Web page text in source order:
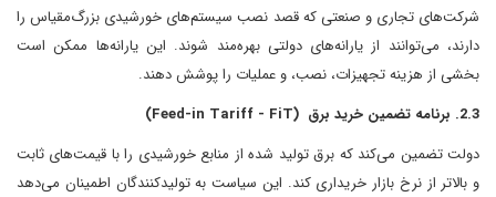
شرکت‌های تجاری و صنعتی که قصد نصب سیستم‌های خورشیدی بزرگ‌مقیاس را
دارند، می‌توانند از یارانه‌های دولتی بهره‌مند شوند. این یارانه‌ها ممکن است
بخشی از هزینه تجهیزات، نصب، و عملیات را پوشش دهند.
2.3. برنامه تضمین خرید برق (Feed-in Tariff - FiT)
دولت تضمین می‌کند که برق تولید شده از منابع خورشیدی را با قیمت‌های ثابت
و بالاتر از نرخ بازار خریداری کند. این سیاست به تولیدکنندگان اطمینان می‌دهد